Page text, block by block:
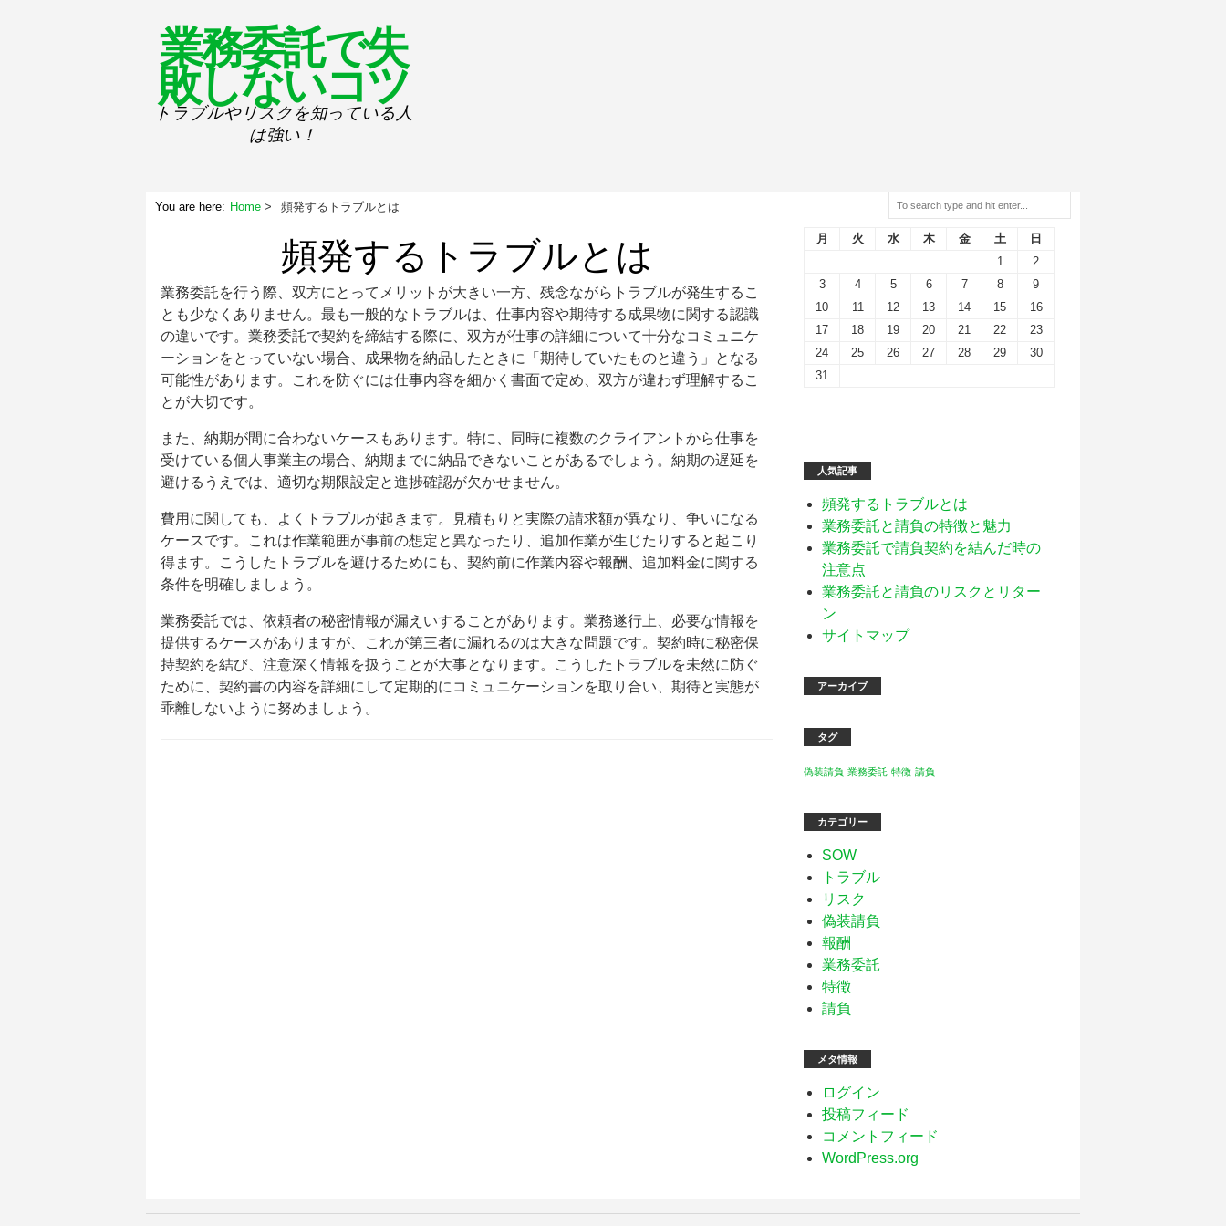
業務委託で失
敗しないコツ
トラブルやリスクを知っている人
は強い！
You are here: Home 頻発するトラブルとは
頻発するトラブルとは
業務委託を行う際、双方にとってメリットが大きい一方、残念ながらトラブルが発生するこ
とも少なくありません。最も一般的なトラブルは、仕事内容や期待する成果物に関する認識
の違いです。業務委託で契約を締結する際に、双方が仕事の詳細について十分なコミュニケ
ーションをとっていない場合、成果物を納品したときに「期待していたものと違う」となる
可能性があります。これを防ぐには仕事内容を細かく書面で定め、双方が違わず理解するこ
とが大切です。
また、納期が間に合わないケースもあります。特に、同時に複数のクライアントから仕事を
受けている個人事業主の場合、納期までに納品できないことがあるでしょう。納期の遅延を
避けるうえでは、適切な期限設定と進捗確認が欠かせません。
費用に関しても、よくトラブルが起きます。見積もりと実際の請求額が異なり、争いになる
ケースです。これは作業範囲が事前の想定と異なったり、追加作業が生じたりすると起こり
得ます。こうしたトラブルを避けるためにも、契約前に作業内容や報酬、追加料金に関する
条件を明確しましょう。
業務委託では、依頼者の秘密情報が漏えいすることがあります。業務遂行上、必要な情報を
提供するケースがありますが、これが第三者に漏れるのは大きな問題です。契約時に秘密保
持契約を結び、注意深く情報を扱うことが大事となります。こうしたトラブルを未然に防ぐ
ために、契約書の内容を詳細にして定期的にコミュニケーションを取り合い、期待と実態が
乖離しないように努めましょう。
2026年8月
月
火 水 木 金 土
日
1
2
3
4 5 6 7 8
9
10
11 12 13 14 15
16
17
18 19 20 21 22
23
24
25 26 27 28 29
30
31
人気記事
頻発するトラブルとは
業務委託と請負の特徴と魅力
業務委託で請負契約を結んだ時の
注意点
業務委託と請負のリスクとリター
ン
サイトマップ
アーカイブ
タグ
偽装請負 業務委託 特徴 請負
カテゴリー
SOW
トラブル
リスク
偽装請負
報酬
業務委託
特徴
請負
メタ情報
ログイン
投稿フィード
コメントフィード
WordPress.org